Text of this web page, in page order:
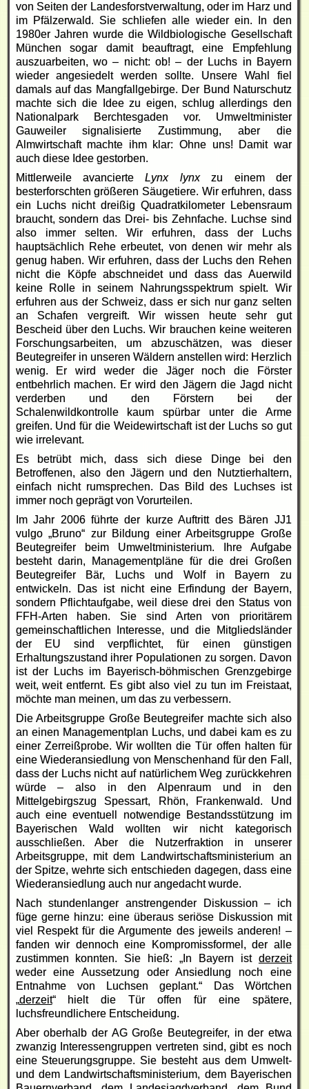
von Seiten der Landesforstverwaltung, oder im Harz und
im Pfälzerwald. Sie schliefen alle wieder ein. In den
1980er Jahren wurde die Wildbiologische Gesellschaft
München sogar damit beauftragt, eine Empfehlung
auszuarbeiten, wo – nicht: ob! – der Luchs in Bayern
wieder angesiedelt werden sollte. Unsere Wahl fiel
damals auf das Mangfallgebirge. Der Bund Naturschutz
machte sich die Idee zu eigen, schlug allerdings den
Nationalpark Berchtesgaden vor. Umweltminister
Gauweiler signalisierte Zustimmung, aber die
Almwirtschaft machte ihm klar: Ohne uns! Damit war
auch diese Idee gestorben.
Mittlerweile avancierteLynx lynxzu einem der
besterforschten größeren Säugetiere. Wir erfuhren, dass
ein Luchs nicht dreißig Quadratkilometer Lebensraum
braucht, sondern das Drei- bis Zehnfache. Luchse sind
also immer selten. Wir erfuhren, dass der Luchs
hauptsächlich Rehe erbeutet, von denen wir mehr als
genug haben. Wir erfuhren, dass der Luchs den Rehen
nicht die Köpfe abschneidet und dass das Auerwild
keine Rolle in seinem Nahrungsspektrum spielt. Wir
erfuhren aus der Schweiz, dass er sich nur ganz selten
an Schafen vergreift. Wir wissen heute sehr gut
Bescheid über den Luchs. Wir brauchen keine weiteren
Forschungsarbeiten, um abzuschätzen, was dieser
Beutegreifer in unseren Wäldern anstellen wird: Herzlich
wenig. Er wird weder die Jäger noch die Förster
entbehrlich machen. Er wird den Jägern die Jagd nicht
verderben und den Förstern bei der
Schalenwildkontrolle kaum spürbar unter die Arme
greifen. Und für die Weidewirtschaft ist der Luchs so gut
wie irrelevant.
Es betrübt mich, dass sich diese Dinge bei den
Betroffenen, also den Jägern und den Nutztierhaltern,
einfach nicht rumsprechen. Das Bild des Luchses ist
immer noch geprägt von Vorurteilen.
Im Jahr 2006 führte der kurze Auftritt des Bären JJ1
vulgo „Bruno“ zur Bildung einer Arbeitsgruppe Große
Beutegreifer beim Umweltministerium. Ihre Aufgabe
besteht darin, Managementpläne für die drei Großen
Beutegreifer Bär, Luchs und Wolf in Bayern zu
entwickeln. Das ist nicht eine Erfindung der Bayern,
sondern Pflichtaufgabe, weil diese drei den Status von
FFH-Arten haben. Sie sind Arten von prioritärem
gemeinschaftlichen Interesse, und die Mitgliedsländer
der EU sind verpflichtet, für einen günstigen
Erhaltungszustand ihrer Populationen zu sorgen. Davon
ist der Luchs im Bayerisch-böhmischen Grenzgebirge
weit, weit entfernt. Es gibt also viel zu tun im Freistaat,
möchte man meinen, um das zu verbessern.
Die Arbeitsgruppe Große Beutegreifer machte sich also
an einen Managementplan Luchs, und dabei kam es zu
einer Zerreißprobe. Wir wollten die Tür offen halten für
eine Wiederansiedlung von Menschenhand für den Fall,
dass der Luchs nicht auf natürlichem Weg zurückkehren
würde – also in den Alpenraum und in den
Mittelgebirgszug Spessart, Rhön, Frankenwald. Und
auch eine eventuell notwendige Bestandsstützung im
Bayerischen Wald wollten wir nicht kategorisch
ausschließen. Aber die Nutzerfraktion in unserer
Arbeitsgruppe, mit dem Landwirtschaftsministerium an
der Spitze, wehrte sich entschieden dagegen, dass eine
Wiederansiedlung auch nur angedacht wurde.
Nach stundenlanger anstrengender Diskussion – ich
füge gerne hinzu: eine überaus seriöse Diskussion mit
viel Respekt für die Argumente des jeweils anderen! –
fanden wir dennoch eine Kompromissformel, der alle
zustimmen konnten. Sie hieß: „In Bayern ist derzeit
weder eine Aussetzung oder Ansiedlung noch eine
Entnahme von Luchsen geplant.“ Das Wörtchen
„derzeit“ hielt die Tür offen für eine spätere,
luchsfreundlichere Entscheidung.
Aber oberhalb der AG Große Beutegreifer, in der etwa
zwanzig Interessengruppen vertreten sind, gibt es noch
eine Steuerungsgruppe. Sie besteht aus dem Umwelt-
und dem Landwirtschaftsministerium, dem Bayerischen